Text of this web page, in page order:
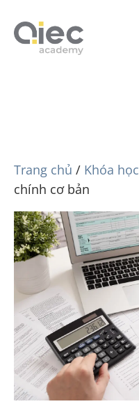
Trang chủ / Khóa học
chính cơ bản